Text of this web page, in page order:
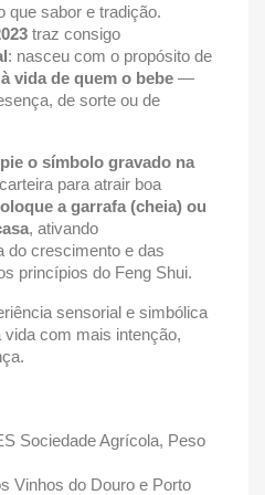
que sabor e tradição.
traz consigo
: nasceu com o propósito de
vida de quem o bebe —
de sorte ou de
o símbolo gravado na
para atrair boa
a garrafa (cheia) ou
, ativando
do crescimento e das
princípios do Feng Shui.
sensorial e simbólica
com mais intenção,
Sociedade Agrícola, Peso
Vinhos do Douro e Porto